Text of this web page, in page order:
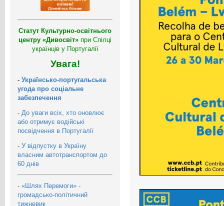
Статут Культурно-освітнього
центру «Дивосвіт» при Спілці
українців у Португалії
Увага!
- Українсько-португальська
угода про соціальне
забезпечення
- До уваги всіх, хто оновлює
або отримує водійські
посвідчення в Португалії
- У відпустку в Україну
власним автотранспортом до
60 днів
- «Шлях Перемоги» -
громадсько-політичний
тижневик